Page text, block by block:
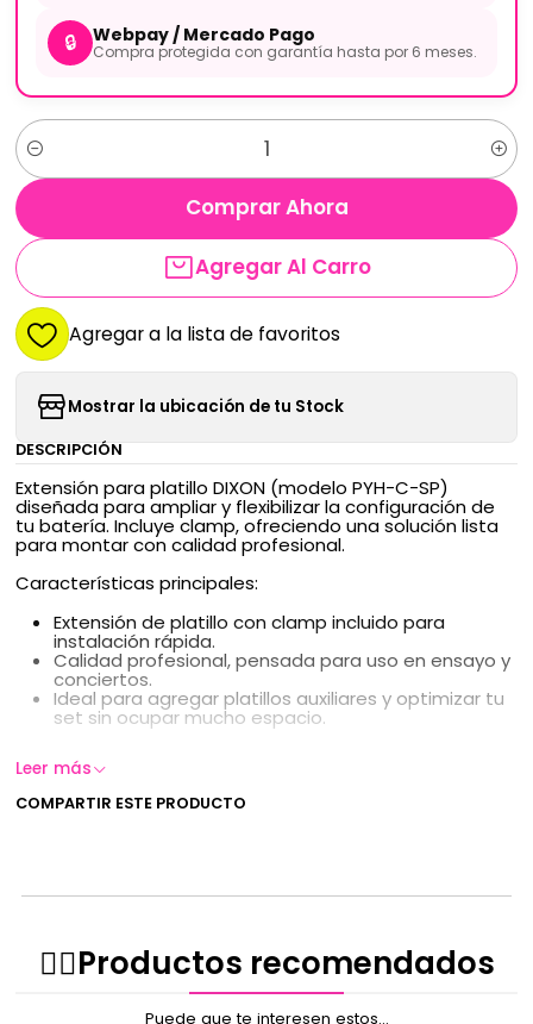
🔒 Webpay / Mercado Pago
Compra protegida con garantía hasta por 6 meses.
Cantidad
Agregar Al Carro
Comprar Ahora
Agregar a la lista de favoritos
Mostrar la ubicación de tu Stock
DESCRIPCIÓN
Extensión para platillo DIXON (modelo PYH-C-SP)
diseñada para ampliar y flexibilizar la configuración de
tu batería. Incluye clamp, ofreciendo una solución lista
para montar con calidad profesional.
Características principales:
Extensión de platillo con clamp incluido para
instalación rápida.
Calidad profesional, pensada para uso en ensayo y
conciertos.
Ideal para agregar platillos auxiliares y optimizar tu
set sin ocupar mucho espacio.
Leer más
COMPARTIR ESTE PRODUCTO
✌🏻️Productos recomendados
Puede que te interesen estos...